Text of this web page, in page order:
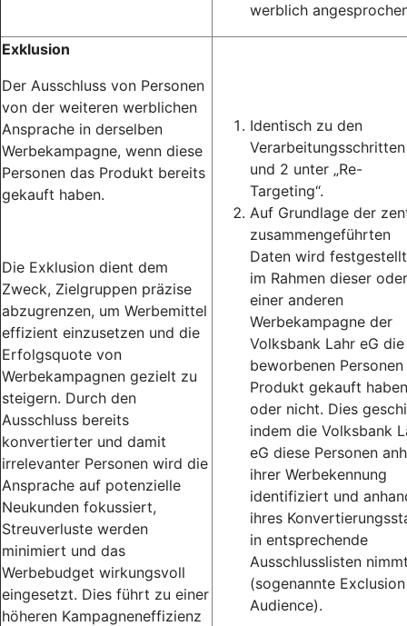
werblich
Exklusion
Der Ausschluss von Personen
von der weiteren werblichen
Ansprache in derselben
Werbekampagne, wenn diese
Personen das Produkt bereits
gekauft haben.
Die Exklusion dient dem
Zweck, Zielgruppen präzise
abzugrenzen, um Werbemittel
effizient einzusetzen und die
Erfolgsquote von
Werbekampagnen gezielt zu
steigern. Durch den
Ausschluss bereits
konvertierter und damit
irrelevanter Personen wird die
Ansprache auf potenzielle
Neukunden fokussiert,
Streuverluste werden
minimiert und das
Werbebudget wirkungsvoll
eingesetzt. Dies führt zu einer
höheren Kampagneneffizienz
Identisch zu den
Verarbeitungsschritten
und 2 unter „Re-
Targeting“.
Auf Grundlage der
zusammengeführten
Daten wird
im Rahmen dieser oder
einer anderen
Werbekampagne der
Volksbank Lahr eG die
beworbenen
Produkt gekauft haben
oder nicht. Dies
indem die Volksbank
eG diese Personen
ihrer Werbekennung
identifiziert und
ihres
in entsprechende
Ausschlusslisten
(sogenannte Exclusion
Audience).